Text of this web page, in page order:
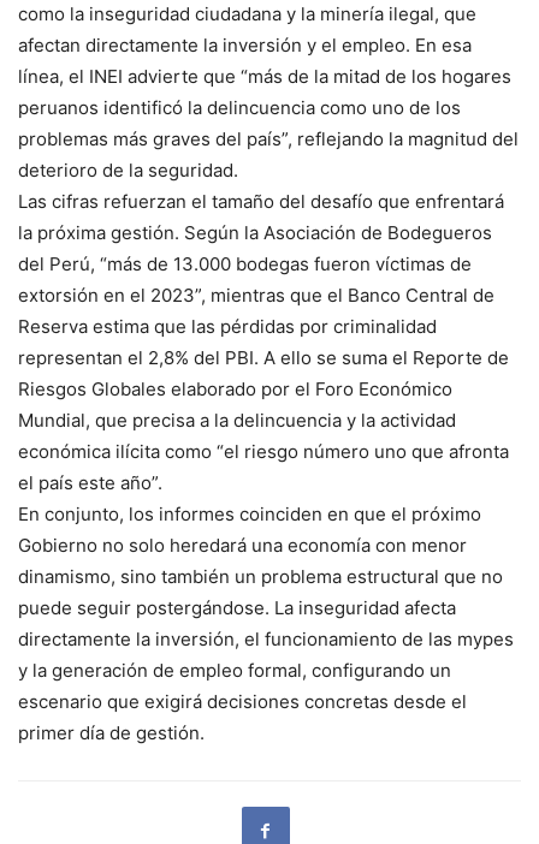
como la inseguridad ciudadana y la minería ilegal, que
afectan directamente la inversión y el empleo. En esa
línea, el INEI advierte que “más de la mitad de los hogares
peruanos identificó la delincuencia como uno de los
problemas más graves del país”, reflejando la magnitud del
deterioro de la seguridad.
Las cifras refuerzan el tamaño del desafío que enfrentará
la próxima gestión. Según la Asociación de Bodegueros
del Perú, “más de 13.000 bodegas fueron víctimas de
extorsión en el 2023”, mientras que el Banco Central de
Reserva estima que las pérdidas por criminalidad
representan el 2,8% del PBI. A ello se suma el Reporte de
Riesgos Globales elaborado por el Foro Económico
Mundial, que precisa a la delincuencia y la actividad
económica ilícita como “el riesgo número uno que afronta
el país este año”.
En conjunto, los informes coinciden en que el próximo
Gobierno no solo heredará una economía con menor
dinamismo, sino también un problema estructural que no
puede seguir postergándose. La inseguridad afecta
directamente la inversión, el funcionamiento de las mypes
y la generación de empleo formal, configurando un
escenario que exigirá decisiones concretas desde el
primer día de gestión.